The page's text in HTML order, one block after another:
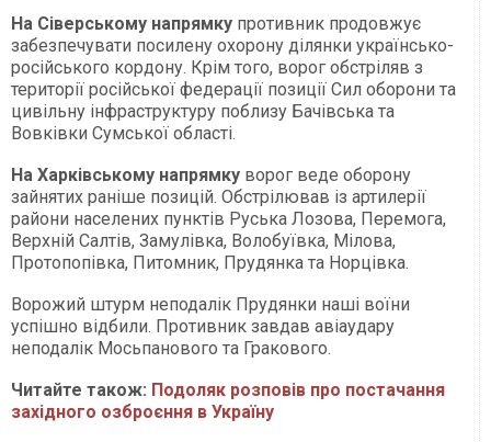
На Сіверському напрямку противник продовжує
забезпечувати посилену охорону ділянки українсько-
російського кордону. Крім того, ворог обстріляв з
території російської федерації позиції Сил оборони та
цивільну інфраструктуру поблизу Бачівська та
Вовківки Сумської області.
На Харківському напрямку ворог веде оборону
зайнятих раніше позицій. Обстрілював із артилерії
райони населених пунктів Руська Лозова, Перемога,
Верхній Салтів, Замулівка, Волобуївка, Мілова,
Протопопівка, Питомник, Прудянка та Норцівка.
Ворожий штурм неподалік Прудянки наші воїни
успішно відбили. Противник завдав авіаудару
неподалік Мосьпанового та Гракового.
Читайте також: Подоляк розповів про постачання
західного озброєння в Україну